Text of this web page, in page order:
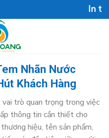
In test mẫu Offset
Nhãn Nước
Khách Hàng
vai trò quan trọng trong việc
thông tin cần thiết cho
hiệu, tên sản phẩm,